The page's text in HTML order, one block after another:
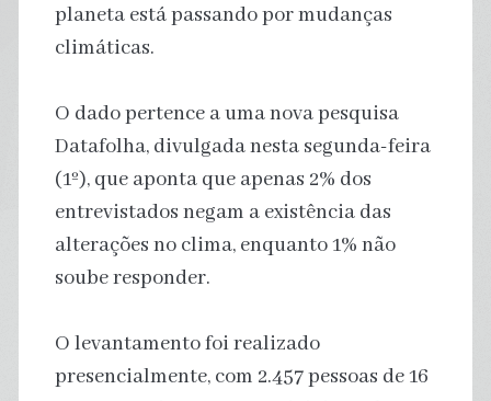
planeta está passando por mudanças
climáticas.
O dado pertence a uma nova pesquisa
Datafolha, divulgada nesta segunda-feira
(1º), que aponta que apenas 2% dos
entrevistados negam a existência das
alterações no clima, enquanto 1% não
soube responder.
O levantamento foi realizado
presencialmente, com 2.457 pessoas de 16